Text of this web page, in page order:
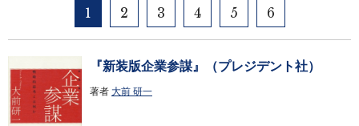
1 2 3 4 5 6
『新装版企業参謀』（プレジデント社）
著者 大前 研一